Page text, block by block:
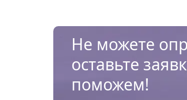
Не можете
оставьте
поможем!